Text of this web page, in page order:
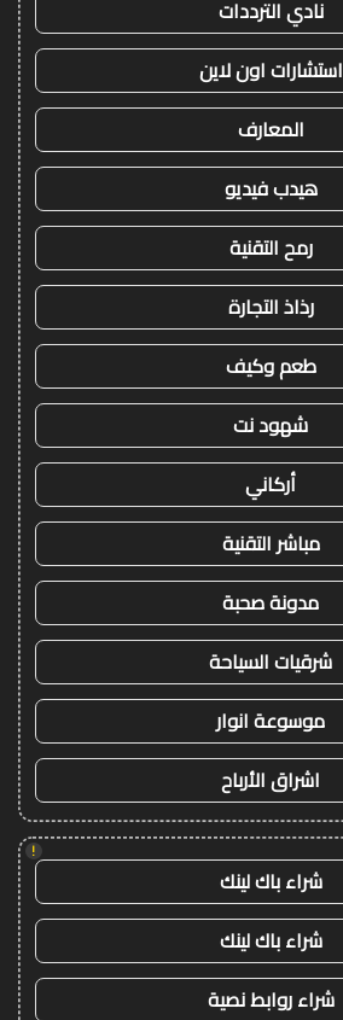
نادي الترددات
استشارات اون لاين
المعارف
هيدب فيديو
رمح التقنية
رذاذ التجارة
طعم وكيف
شهود نت
أركاني
مباشر التقنية
مدونة صحبة
شرقيات السياحة
موسوعة انوار
اشراق الأرباح
!
شراء باك لينك
شراء باك لينك
شراء روابط نصية